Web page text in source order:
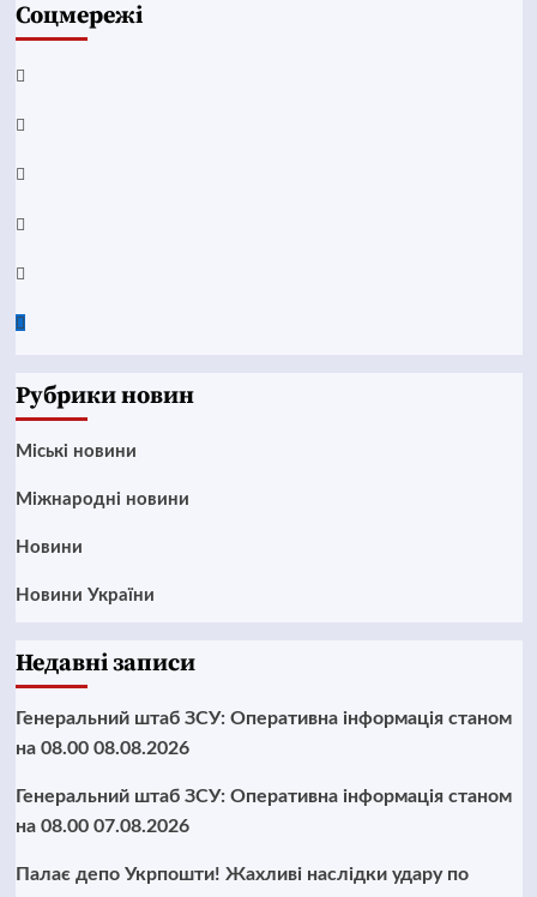
Соцмережі
Facebook
YouTube
Telegram
Instagram
Twitter
Google
Рубрики новин
Mіські новини
Міжнародні новини
Новини
Новини України
Недавні записи
Генеральний штаб ЗСУ: Оперативна інформація станом
на 08.00 08.08.2026
Генеральний штаб ЗСУ: Оперативна інформація станом
на 08.00 07.08.2026
Палає депо Укрпошти! Жахливі наслідки удару по